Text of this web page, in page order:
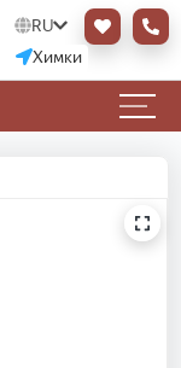
RU
Химки